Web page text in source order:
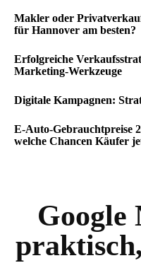
Makler oder
für Hannover am besten?
Erfolgreiche
Marketing-Werkzeuge
Digitale Kampagnen:
E-Auto-Gebrauchtpreise
welche Chancen Käufer
Google